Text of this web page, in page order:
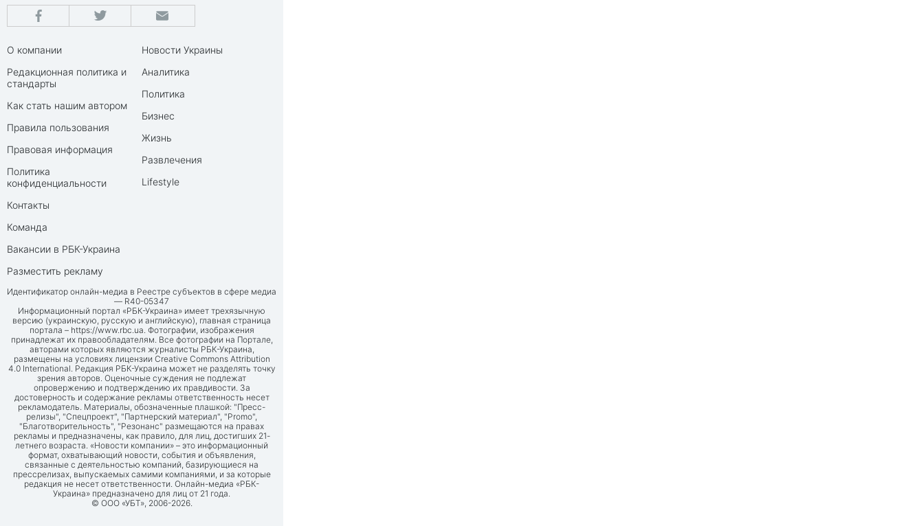
О компании
Редакционная политика и
стандарты
Как стать нашим автором
Правила пользования
Правовая информация
Политика
конфиденциальности
Контакты
Команда
Вакансии в РБК-Украина
Разместить рекламу
Новости Украины
Аналитика
Политика
Бизнес
Жизнь
Развлечения
Lifestyle
Идентификатор онлайн-медиа в Реестре субъектов в сфере медиа
— R40-05347
Информационный портал «РБК-Украина» имеет трехязычную
версию (украинскую, русскую и английскую), главная страница
портала – https://www.rbc.ua. Фотографии, изображения
принадлежат их правообладателям. Все фотографии на Портале,
авторами которых являются журналисты РБК-Украина,
размещены на условиях лицензии Creative Commons Attribution
4.0 International. Редакция РБК-Украина может не разделять точку
зрения авторов. Оценочные суждения не подлежат
опровержению и подтверждению их правдивости. За
достоверность и содержание рекламы ответственность несет
рекламодатель. Материалы, обозначенные плашкой: "Пресс-
релизы", "Спецпроект", "Партнерский материал", "Promo",
"Благотворительность", "Резонанс" размещаются на правах
рекламы и предназначены, как правило, для лиц, достигших 21-
летнего возраста. «Новости компании» – это информационный
формат, охватывающий новости, события и объявления,
связанные с деятельностью компаний, базирующиеся на
прессрелизах, выпускаемых самими компаниями, и за которые
редакция не несет ответственности. Онлайн-медиа «РБК-
Украина» предназначено для лиц от 21 года.
© ООО «УБТ», 2006-2026.